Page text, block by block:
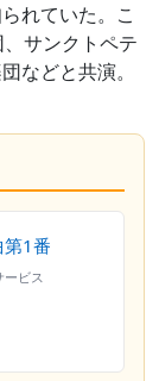
れていた。こ
サンクトペテ
などと共演。
1番
ービス